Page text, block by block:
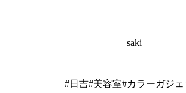
saki
#日吉#美容室#カラーガジェ